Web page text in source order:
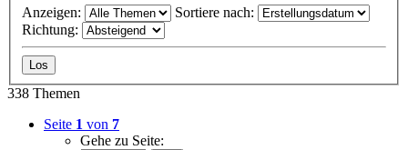
Anzeigen:
Sortiere nach:
Richtung:
338 Themen
Seite 1 von 7
Gehe zu Seite: